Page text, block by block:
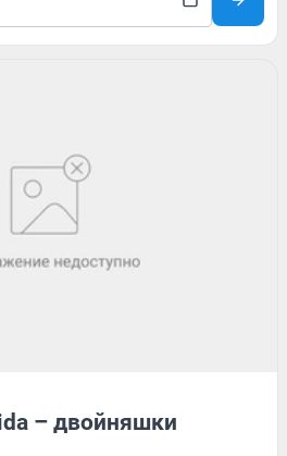
– двойняшки